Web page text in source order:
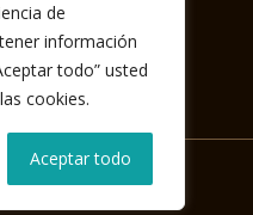
de
información
todo” usted
cookies.
Aceptar todo